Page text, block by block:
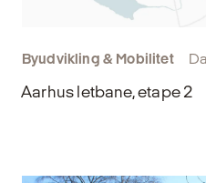
Byudvikling & Mobilitet
Aarhus letbane, etape 2